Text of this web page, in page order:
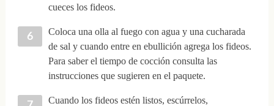
cueces los fideos.
Coloca una olla al fuego con agua y una cucharada
de sal y cuando entre en ebullición agrega los fideos.
Para saber el tiempo de cocción consulta las
instrucciones que sugieren en el paquete.
Cuando los fideos estén listos, escúrrelos,